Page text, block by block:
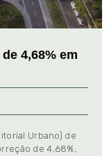
4,68% em
Urbano) de
de 4,68%,